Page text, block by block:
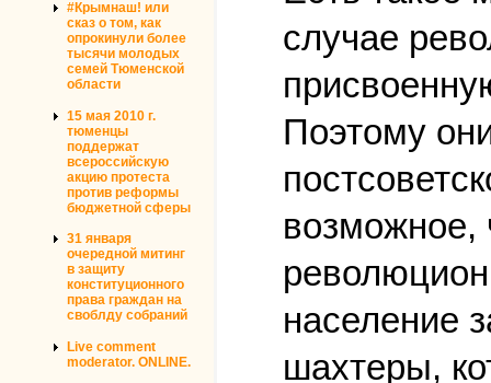
#Крымнаш! или
сказ о том, как
опрокинули более
тысячи молодых
семей Тюменской
области
15 мая 2010 г.
тюменцы
поддержат
всероссийскую
акцию протеста
против реформы
бюджетной сферы
31 января
очередной митинг
в защиту
конституционного
права граждан на
своблду собраний
Live comment
moderator. ONLINE.
случае
Поэтому
возможное,
население
шахтеры,